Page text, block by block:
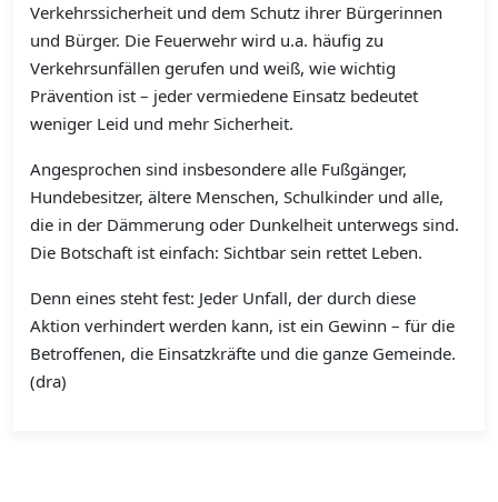
Verkehrssicherheit und dem Schutz ihrer Bürgerinnen
und Bürger. Die Feuerwehr wird u.a. häufig zu
Verkehrsunfällen gerufen und weiß, wie wichtig
Prävention ist – jeder vermiedene Einsatz bedeutet
weniger Leid und mehr Sicherheit.
Angesprochen sind insbesondere alle Fußgänger,
Hundebesitzer, ältere Menschen, Schulkinder und alle,
die in der Dämmerung oder Dunkelheit unterwegs sind.
Die Botschaft ist einfach: Sichtbar sein rettet Leben.
Denn eines steht fest: Jeder Unfall, der durch diese
Aktion verhindert werden kann, ist ein Gewinn – für die
Betroffenen, die Einsatzkräfte und die ganze Gemeinde.
(dra)